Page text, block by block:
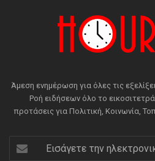
Άμεση ενημέρωση για όλες τις
Ροή ειδήσεων όλο το
προτάσεις για Πολιτική, Κοινωνία,
Εισάγετε
την